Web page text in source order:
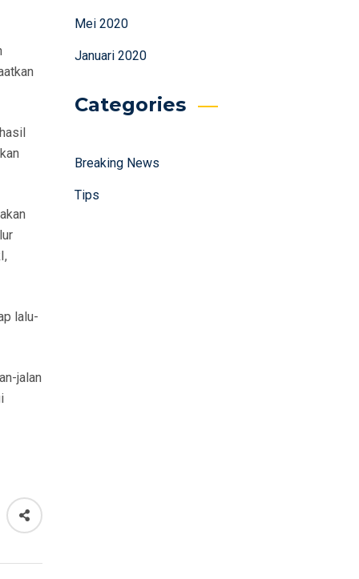
lalu-
jalan
Mei 2020
Januari 2020
Categories
Breaking News
Tips